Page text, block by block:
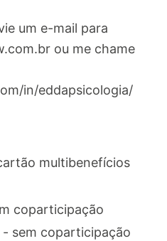
um e-mail para
ou me chame
in/eddapsicologia/
multibenefícios
coparticipação
sem coparticipação